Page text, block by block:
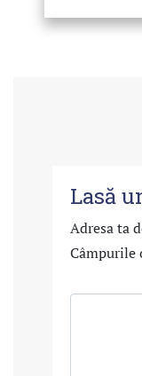
Lasă
Adresa ta
Câmpurile